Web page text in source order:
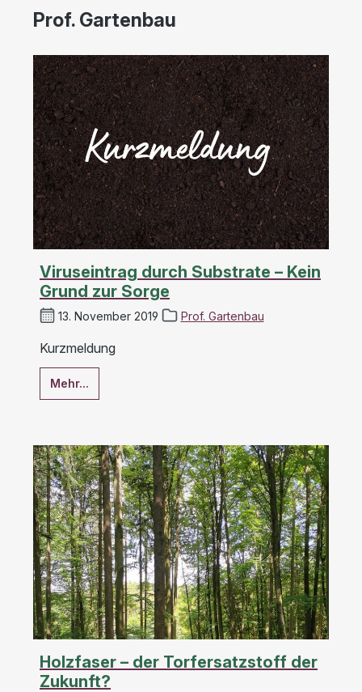
Prof. Gartenbau
Viruseintrag durch Substrate – Kein
Grund zur Sorge
13. November 2019 Prof. Gartenbau
Kurzmeldung
Mehr...
Holzfaser – der Torfersatzstoff der
Zukunft?